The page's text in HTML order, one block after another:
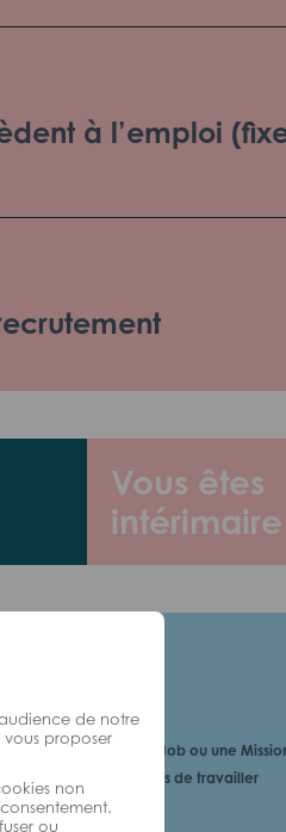
de notre
proposer
non
ou
à l’emploi
Vous êtes
Je cherche un Job ou une
6 bonnes raisons de travailler
avec nous